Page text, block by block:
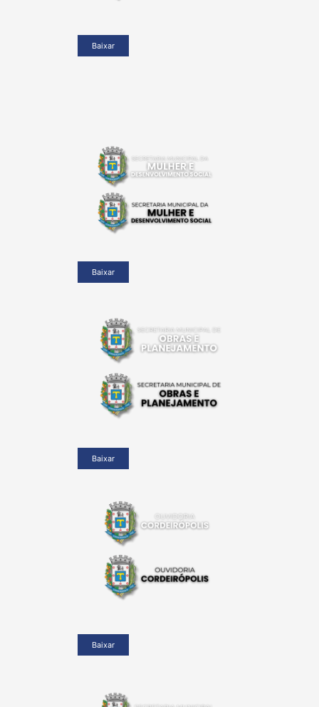
Baixar
Baixar
Baixar
Baixar